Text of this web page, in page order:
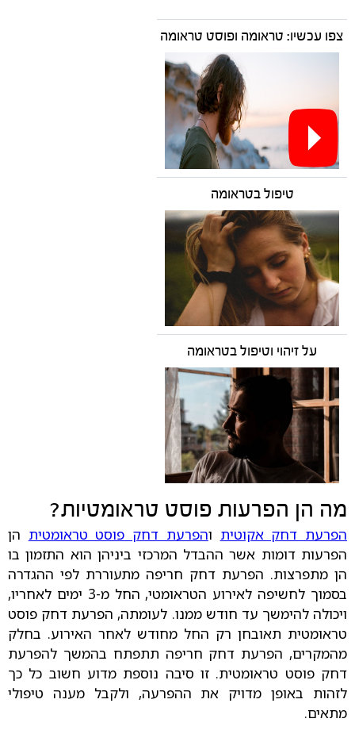
צפו עכשיו: טראומה ופוסט טראומה
טיפול בטראומה
על זיהוי וטיפול בטראומה
מה הן הפרעות פוסט טראומטיות?
הפרעת דחק אקוטית והפרעת דחק פוסט טראומטית הן
הפרעות דומות אשר ההבדל המרכזי ביניהן הוא התזמון בו
הן מתפרצות. הפרעת דחק חריפה מתעוררת לפי ההגדרה
בסמוך לחשיפה לאירוע הטראומטי, החל מ-3 ימים לאחריו,
ויכולה להימשך עד חודש ממנו. לעומתה, הפרעת דחק פוסט
טראומטית תאובחן רק החל מחודש לאחר האירוע. בחלק
מהמקרים, הפרעת דחק חריפה תתפתח בהמשך להפרעת
דחק פוסט טראומטית. זו סיבה נוספת מדוע חשוב כל כך
לזהות באופן מדויק את ההפרעה, ולקבל מענה טיפולי
מתאים.